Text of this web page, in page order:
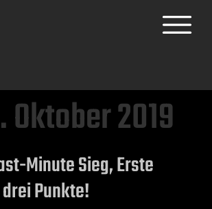
Oktober 2019
Minute Sieg, Erste
Punkte!